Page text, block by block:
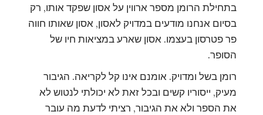
בתחילת הרומן מספר ארווין על אסון שפקד אותו, רק
בסיום אנחנו מודעים במדויק לאסון, אסון שאותו חווה
פר פטרסון בעצמו. אסון שארע במציאות חיו של
הסופר.
רומן בשל ומדויק. אומנם אינו קל לקריאה. הגיבור
מעיק, ייסוריו קשים ובכל זאת לא יכולתי לנטוש לא
את הספר ולא את הגיבור, רציתי לדעת מה עובר